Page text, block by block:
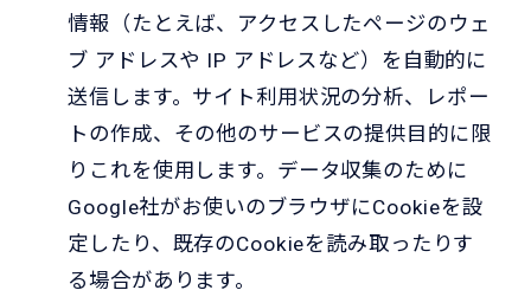
情報（たとえば、アクセスしたページのウェ
ブ アドレスや IP アドレスなど）を自動的に
送信します。サイト利用状況の分析、レポー
トの作成、その他のサービスの提供目的に限
りこれを使用します。データ収集のために
Google社がお使いのブラウザにCookieを設
定したり、既存のCookieを読み取ったりす
る場合があります。